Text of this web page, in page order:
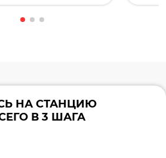
НА СТАНЦИЮ
В 3 ШАГА